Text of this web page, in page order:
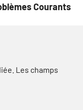
Courants
Les champs